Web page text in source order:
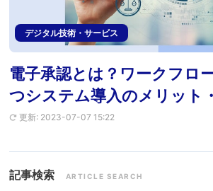
デジタル技術・サービス
電子承認とは？ワークフロ
つシステム導入のメリット
更新: 2023-07-07 15:22
記事検索 ARTICLE SEARCH